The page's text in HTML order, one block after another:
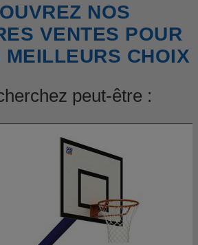
NOS
VENTES POUR
MEILLEURS CHOIX
peut-être :